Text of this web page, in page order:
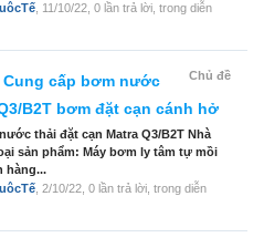
11/10/22 , 0 lần trả lời, trong diễn
Chủ đề
Cung cấp bơm nước
B2T bơm đặt cạn cánh hở
thải đặt cạn Matra Q3/B2T Nhà
sản phẩm: Máy bơm ly tâm tự mồi
hàng...
2/10/22 , 0 lần trả lời, trong diễn